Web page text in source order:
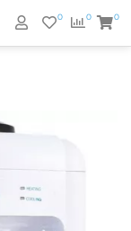
0
0 0